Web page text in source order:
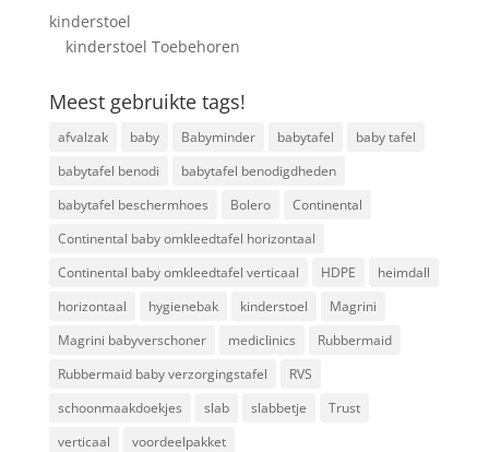
kinderstoel
kinderstoel Toebehoren
Meest gebruikte tags!
afvalzak baby Babyminder babytafel
baby tafel
babytafel benodi
babytafel benodigdheden
babytafel beschermhoes
Bolero
Continental
Continental baby omkleedtafel horizontaal
Continental baby omkleedtafel verticaal
HDPE
heimdall
horizontaal
hygienebak kinderstoel
Magrini
Magrini babyverschoner
mediclinics
Rubbermaid
Rubbermaid baby verzorgingstafel
RVS
schoonmaakdoekjes
slab slabbetje
Trust
verticaal
voordeelpakket